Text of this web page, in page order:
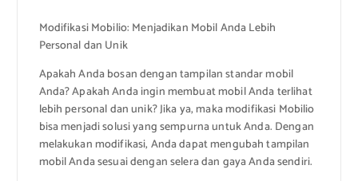
Modifikasi Mobilio: Menjadikan Mobil Anda Lebih
Personal dan Unik
Apakah Anda bosan dengan tampilan standar mobil
Anda? Apakah Anda ingin membuat mobil Anda terlihat
lebih personal dan unik? Jika ya, maka modifikasi Mobilio
bisa menjadi solusi yang sempurna untuk Anda. Dengan
melakukan modifikasi, Anda dapat mengubah tampilan
mobil Anda sesuai dengan selera dan gaya Anda sendiri.